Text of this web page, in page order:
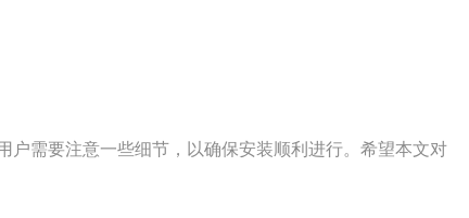
需要注意一些细节，以确保安装顺利进行。希望本文对